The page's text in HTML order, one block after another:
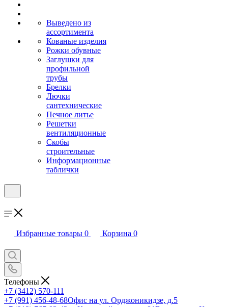
Выведено из
ассортимента
Кованые изделия
Рожки обувные
Заглушки для
профильной
трубы
Брелки
Лючки
сантехнические
Печное литье
Решетки
вентиляционные
Скобы
строительные
Информационные
таблички
Избранные товары 0 Корзина 0
Телефоны
+7 (3412) 570-111
+7 (991) 456-48-68Офис на ул. Орджоникидзе, д.5